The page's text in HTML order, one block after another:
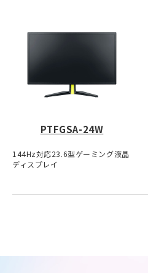
PTFGSA-24W
144Hz対応23.6型ゲーミング液晶
ディスプレイ